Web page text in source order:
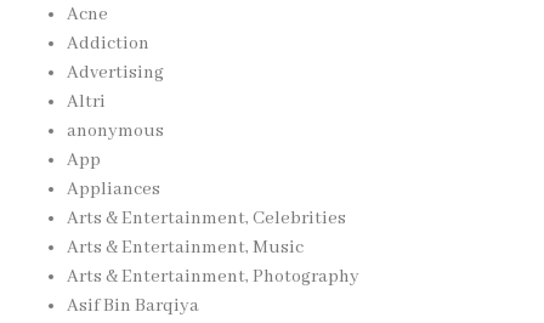
Acne
Addiction
Advertising
Altri
anonymous
App
Appliances
Arts & Entertainment, Celebrities
Arts & Entertainment, Music
Arts & Entertainment, Photography
Asif Bin Barqiya